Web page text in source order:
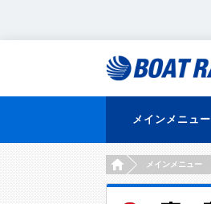
メインメニュー
HOMEメインメニュー